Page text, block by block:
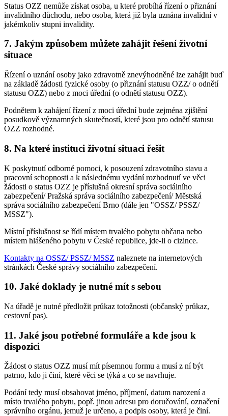
Status OZZ nemůže získat osoba, u které probíhá řízení o přiznání
invalidního důchodu, nebo osoba, která již byla uznána invalidní v
jakémkoliv stupni invalidity.
7. Jakým způsobem můžete zahájit řešení životní
situace
Řízení o uznání osoby jako zdravotně znevýhodněné lze zahájit buď
na základě žádosti fyzické osoby (o přiznání statusu OZZ/ o odnětí
statusu OZZ) nebo z moci úřední (o odnětí statusu OZZ).
Podnětem k zahájení řízení z moci úřední bude zejména zjištění
posudkově významných skutečností, které jsou pro odnětí statusu
OZZ rozhodné.
8. Na které instituci životní situaci řešit
K poskytnutí odborné pomoci, k posouzení zdravotního stavu a
pracovní schopnosti a k následnému vydání rozhodnutí ve věci
žádosti o status OZZ je příslušná okresní správa sociálního
zabezpečení/ Pražská správa sociálního zabezpečení/ Městská
správa sociálního zabezpečení Brno (dále jen "OSSZ/ PSSZ/
MSSZ").
Místní příslušnost se řídí místem trvalého pobytu občana nebo
místem hlášeného pobytu v České republice, jde-li o cizince.
Kontakty na OSSZ/ PSSZ/ MSSZ naleznete na internetových
stránkách České správy sociálního zabezpečení.
10. Jaké doklady je nutné mít s sebou
Na úřadě je nutné předložit průkaz totožnosti (občanský průkaz,
cestovní pas).
11. Jaké jsou potřebné formuláře a kde jsou k
dispozici
Žádost o status OZZ musí mít písemnou formu a musí z ní být
patrno, kdo ji činí, které věci se týká a co se navrhuje.
Podání tedy musí obsahovat jméno, příjmení, datum narození a
místo trvalého pobytu, popř. jinou adresu pro doručování, označení
správního orgánu, jemuž je určeno, a podpis osoby, která je činí.